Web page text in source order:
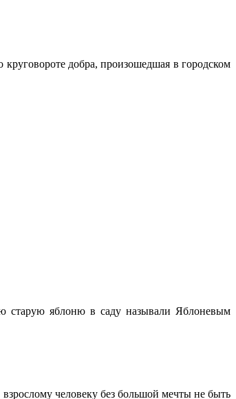
добра, произошедшая в городском
старую яблоню в саду называли Яблоневым
человеку без большой мечты не быть